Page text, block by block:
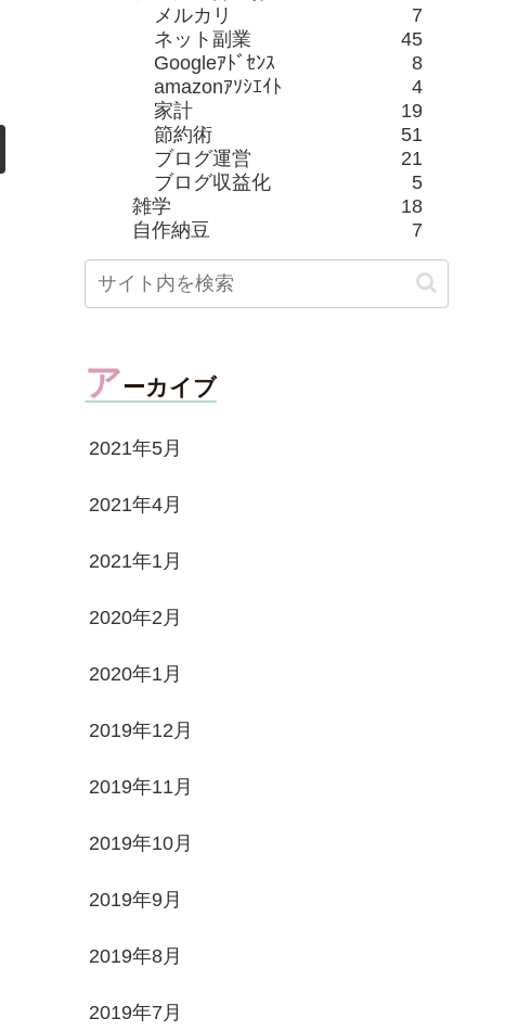
メルカリ
7
ネット副業
45
Googleｱﾄﾞｾﾝｽ
8
amazonｱｿｼｴｲﾄ
4
家計
19
節約術
51
ブログ運営
21
ブログ収益化
5
雑学
18
自作納豆
7
アーカイブ
2021年5月
2021年4月
2021年1月
2020年2月
2020年1月
2019年12月
2019年11月
2019年10月
2019年9月
2019年8月
2019年7月